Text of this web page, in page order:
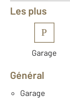
Les plus
P
Garage
Général
Garage